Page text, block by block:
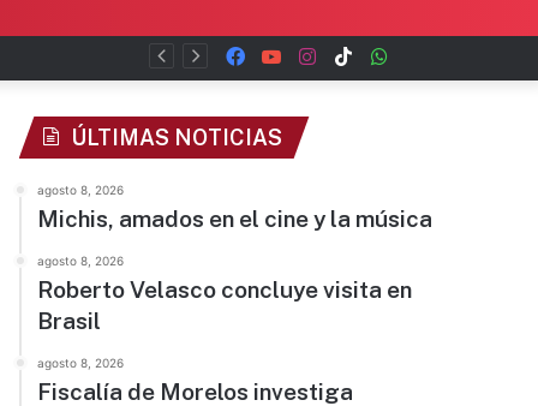
TikTok
Instagram
YouTube
Facebook
ÚLTIMAS NOTICIAS
agosto 8, 2026
Michis, amados en el cine y la música
agosto 8, 2026
Roberto Velasco concluye visita en
Brasil
agosto 8, 2026
Fiscalía de Morelos investiga